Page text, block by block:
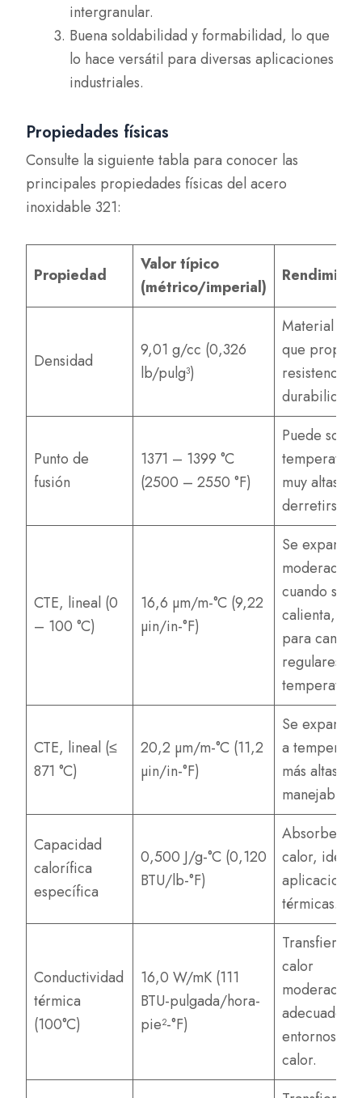
intergranular.
Buena soldabilidad y formabilidad, lo que
lo hace versátil para diversas aplicaciones
industriales.
Propiedades físicas
Consulte la siguiente tabla para conocer las
principales propiedades físicas del acero
inoxidable 321:
Propiedad
Valor típico
(métrico/imperial)
Densidad
9,01 g/cc (0,326
lb/pulg³)
Material
que
resistencia y
durabilidad.
Punto de
fusión
1371 – 1399 °C
(2500 – 2550 °F)
Puede
muy altas sin
derretirse.
CTE, lineal (0
– 100 °C)
16,6 µm/m-°C (9,22
µin/in-°F)
Se expande
cuando se
calienta,
para
regulares de
CTE, lineal (≤
871 °C)
20,2 µm/m-°C (11,2
µin/in-°F)
Se expande
a
más altas,
manejable.
Capacidad
calorífica
específica
0,500 J/g-°C (0,120
BTU/lb-°F)
Absorbe
calor, ideal
aplicaciones
térmicas.
Conductividad
térmica
(100°C)
16,0 W/mK (111
BTU-pulgada/hora-
pie²-°F)
Transfiere el
calor
adecuado
entornos de
calor.